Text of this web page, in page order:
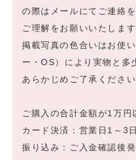
の際はメールにてご連絡
ご理解をお願いいたします
掲載写真の色合いはお使
ー・OS）により実物と多
あらかじめご了承ください
ご購入の合計金額が1万円
カード決済：営業日1～3
振り込み：ご入金確認後